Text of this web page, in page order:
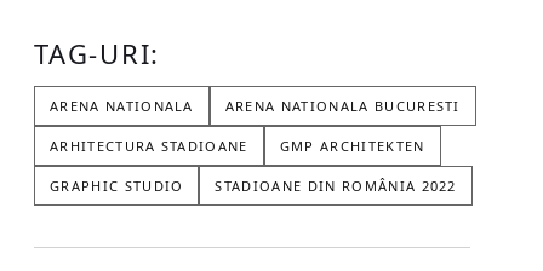
TAG-URI:
ARENA NATIONALA ARENA NATIONALA BUCURESTI
ARHITECTURA STADIOANE GMP ARCHITEKTEN
GRAPHIC STUDIO STADIOANE DIN ROMÂNIA 2022